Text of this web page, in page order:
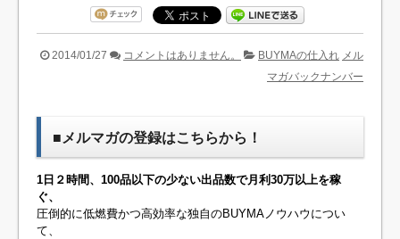
2014/01/27 コメントはありません。 BUYMAの仕入れ メル
マガバックナンバー
■メルマガの登録はこちらから！
1日２時間、100品以下の少ない出品数で月利30万以上を稼
ぐ、
圧倒的に低燃費かつ高効率な独自のBUYMAノウハウについ
て、